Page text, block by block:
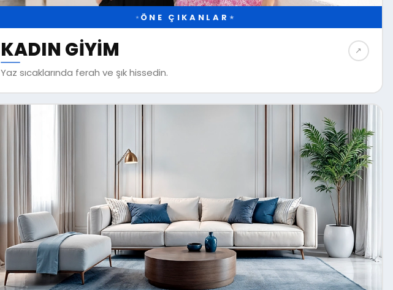
★ ÖNE ÇIKANLAR ★
KADIN GIYIM
Yaz sıcaklarında ferah ve şık hissedin.
↗︎